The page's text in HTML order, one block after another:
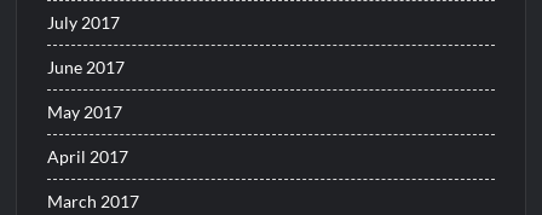
July 2017
June 2017
May 2017
April 2017
March 2017